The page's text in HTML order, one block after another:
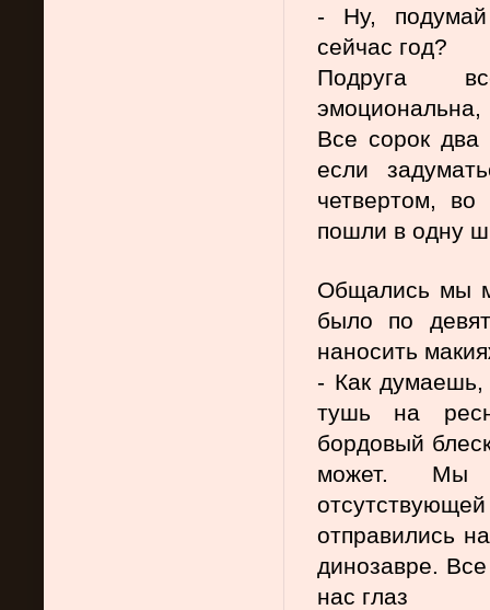
- Ну, подумай
сейчас год?
Подруга
Все сорок
если
четвертом,
пошли в одну
Общались мы
было по
наносить
- Как думаешь,
тушь на
бордовый
может. Мы
отправились
динозавре.
нас глаз